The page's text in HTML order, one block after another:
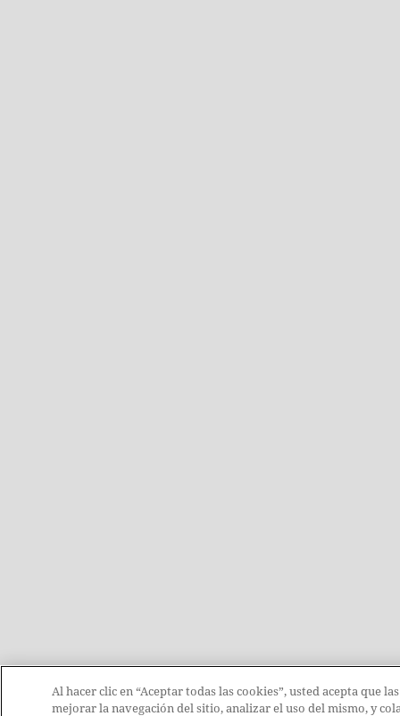
Al hacer clic en “Aceptar todas las cookies”, usted acepta que
mejorar la navegación del sitio, analizar el uso del mismo, y